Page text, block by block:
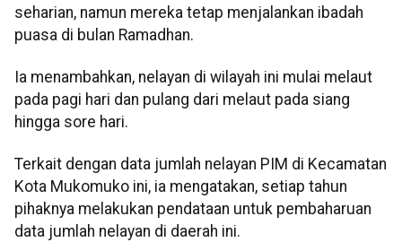
seharian, namun mereka tetap menjalankan ibadah
puasa di bulan Ramadhan.
Ia menambahkan, nelayan di wilayah ini mulai melaut
pada pagi hari dan pulang dari melaut pada siang
hingga sore hari.
Terkait dengan data jumlah nelayan PIM di Kecamatan
Kota Mukomuko ini, ia mengatakan, setiap tahun
pihaknya melakukan pendataan untuk pembaharuan
data jumlah nelayan di daerah ini.